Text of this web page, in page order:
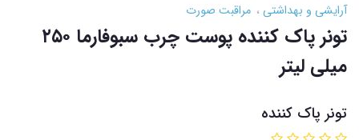
آرایشی و بهداشتی مراقبت صورت
تونر پاک کننده پوست چرب سبوفارما ۲۵۰
میلی لیتر
تونر پاک کننده